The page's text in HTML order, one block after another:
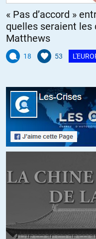
« Pas d’accord »
quelles seraient les
Matthews
18 53